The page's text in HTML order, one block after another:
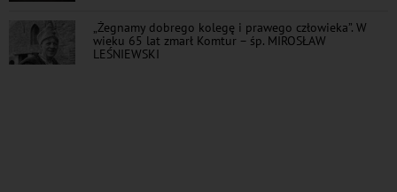
„Żegnamy dobrego kolegę i prawego człowieka”. W
wieku 65 lat zmarł Komtur – śp. MIROSŁAW
LEŚNIEWSKI